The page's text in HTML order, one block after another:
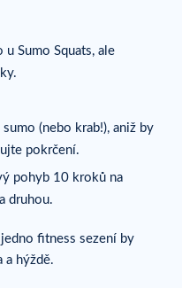
Sumo Squats, ale
(nebo krab!), aniž by
pokrčení.
pohyb 10 kroků na
druhou.
fitness sezení by
a hýždě.